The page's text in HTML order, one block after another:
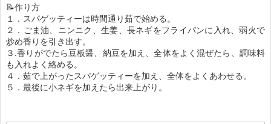
📝作り方
１．スパゲッティーは時間通り茹で始める。
２．ごま油、ニンニク、生姜、長ネギをフライパンに入れ、弱火で
炒め香りを引き出す。
３.香りがでたら豆板醤、納豆を加え、全体をよく混ぜたら、調味料
も入れよく絡める。
４．茹で上がったスパゲッティーを加え、全体をよくあわせる。
５．最後に小ネギを加えたら出来上がり。